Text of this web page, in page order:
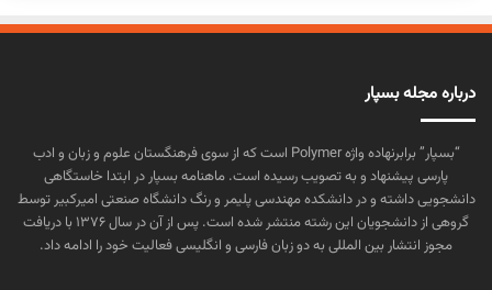
درباره مجله بسپار
“بسپار” برابرنهاده واژه Polymer است که از سوی فرهنگستان علوم و زبان و ادب
پارسی پیشنهاد و به تصویب رسیده است. ماهنامه بسپار در ابتدا خاستگاهی
دانشجویی داشته و در دانشکده مهندسی پلیمر و رنگ دانشگاه صنعتی امیرکبیر توسط
گروهی از دانشجویان این رشته منتشر شده است. پس از آن در سال ۱۳۷۶ با دریافت
مجوز انتشار بین المللی به دو زبان فارسی و انگلیسی فعالیت خود را ادامه داد.